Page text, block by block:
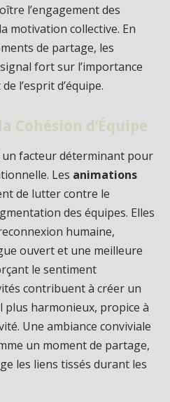
l’engagement des
motivation collective. En
de partage, les
fort sur l’importance
l’esprit d’équipe.
Cohésion d’Équipe
un facteur déterminant pour
Les animations
de lutter contre le
des équipes. Elles
humaine,
ouvert et une meilleure
le sentiment
contribuent à créer un
harmonieux, propice à
Une ambiance conviviale
un moment de partage,
les liens tissés durant les